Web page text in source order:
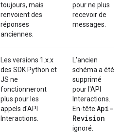
toujours, mais
renvoient des
réponses
anciennes.
pour ne plus
recevoir de
messages.
Les versions 1.x.x
des SDK Python et
JS ne
fonctionneront
plus pour les
appels d'API
Interactions.
L'ancien
schéma a été
supprimé
pour l'API
Interactions.
En-tête Api-
Revision
ignoré.